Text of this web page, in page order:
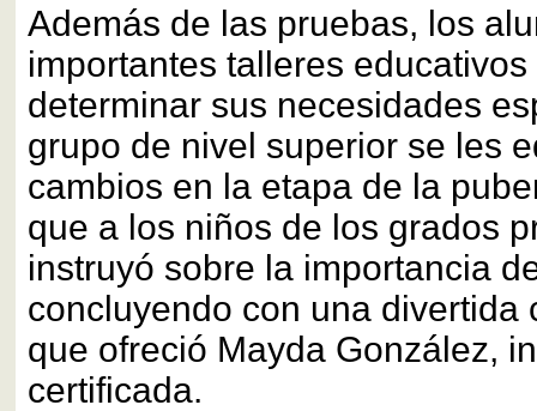
Además de las pruebas, los
importantes talleres
determinar sus necesidades
grupo de nivel superior se les
cambios en la etapa de la
que a los niños de los grados
instruyó sobre la importancia
concluyendo con una divertida
que ofreció Mayda González,
certificada.